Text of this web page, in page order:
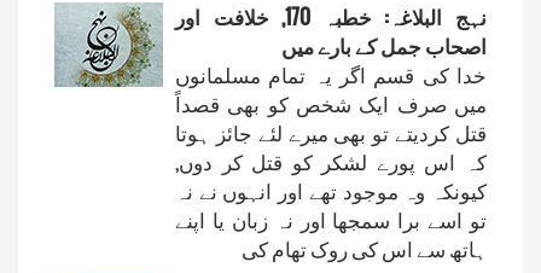
نہج البلاغہ: خطبہ 170, خلافت اور
اصحاب جمل کے بارے میں
خدا کی قسم اگر یہ تمام مسلمانوں
میں صرف ایک شخص کو بھی قصداً
قتل کردیتے تو بھی میرے لئے جائز ہوتا
کہ اس پورے لشکر کو قتل کر دوں,
کیونکہ وہ موجود تھے اور انہوں نے نہ
تو اسے برا سمجھا اور نہ زبان یا اپنے
ہاتھ سے اس کی روک تھام کی